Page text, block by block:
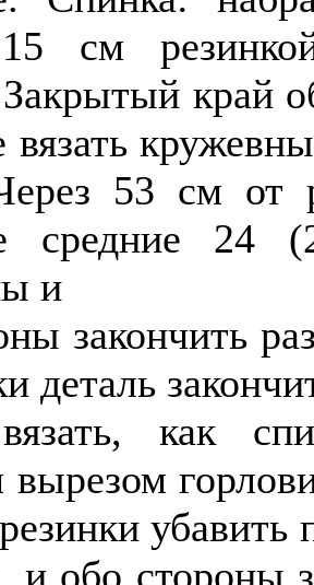
15 см
край
вязать
53 см от
средние 24
и
закончить
деталь
как
вырезом
убавить
и обо стороны